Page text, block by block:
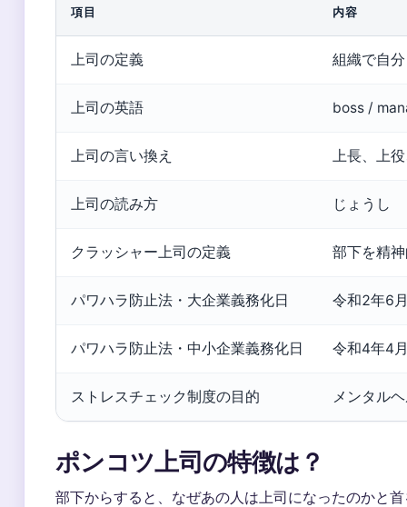
項目 内容
上司の定義 組織で自
上司の英語 boss /
上司の言い換え 上長、上
上司の読み方 じょうし
クラッシャー上司の定義 部下を精
パワハラ防止法・大企業義務化日 令和2年6
パワハラ防止法・中小企業義務化日 令和4年4
ストレスチェック制度の目的 メンタル
ポンコツ上司の特徴は？
部下からすると、なぜあの人は上司になったのかと